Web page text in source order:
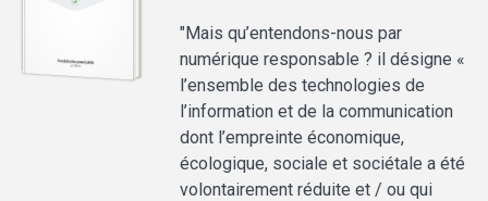
"Mais qu’entendons-nous par
numérique responsable ? il désigne «
l’ensemble des technologies de
l’information et de la communication
dont l’empreinte économique,
écologique, sociale et sociétale a été
volontairement réduite et / ou qui